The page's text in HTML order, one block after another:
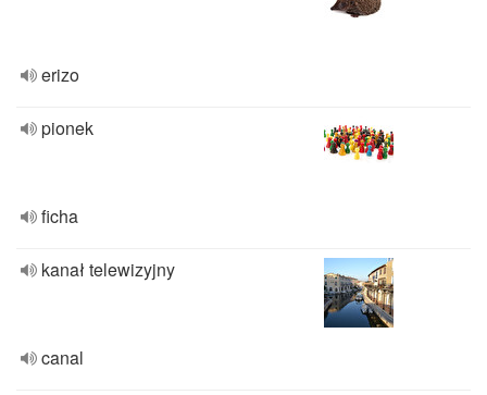
erizo
pionek
ficha
kanał telewizyjny
canal